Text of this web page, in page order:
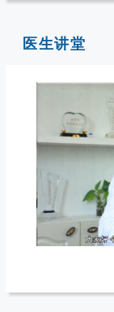
医生讲堂